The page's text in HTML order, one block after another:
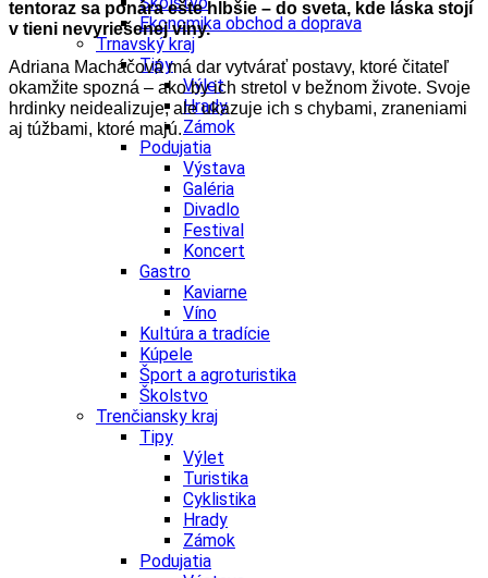
Ekonomika obchod a doprava
Trnavský kraj
Tipy
Výlet
Hrady
Zámok
Podujatia
Výstava
Galéria
Divadlo
Festival
Koncert
Gastro
Kaviarne
Víno
Kultúra a tradície
Kúpele
Šport a agroturistika
Školstvo
Trenčiansky kraj
Tipy
Výlet
Turistika
Cyklistika
Hrady
Zámok
Podujatia
tentoraz sa ponára ešte hlbšie – do sveta, kde láska stojí
v tieni nevyriešenej viny.
Adriana Macháčová má dar vytvárať postavy, ktoré čitateľ
okamžite spozná – ako by ich stretol v bežnom živote. Svoje
hrdinky neidealizuje, ale ukazuje ich s chybami, zraneniami
aj túžbami, ktoré majú.